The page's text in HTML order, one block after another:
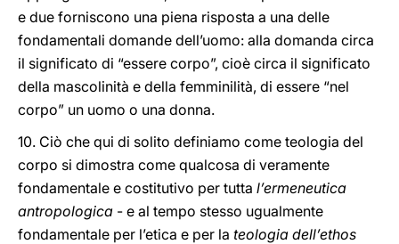
e due forniscono una piena risposta a una delle
fondamentali domande dell’uomo: alla domanda circa
il significato di “essere corpo”, cioè circa il significato
della mascolinità e della femminilità, di essere “nel
corpo” un uomo o una donna.
10. Ciò che qui di solito definiamo come teologia del
corpo si dimostra come qualcosa di veramente
fondamentale e costitutivo per tutta l’ermeneutica
antropologica - e al tempo stesso ugualmente
fondamentale per l’etica e per la teologia dell’ethos